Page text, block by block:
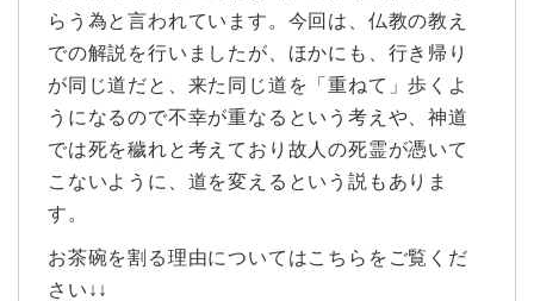
らう為と言われています。今回は、仏教の教え
での解説を行いましたが、ほかにも、行き帰り
が同じ道だと、来た同じ道を「重ねて」歩くよ
うになるので不幸が重なるという考えや、神道
では死を穢れと考えており故人の死霊が憑いて
こないように、道を変えるという説もありま
す。
お茶碗を割る理由についてはこちらをご覧くだ
さい↓↓